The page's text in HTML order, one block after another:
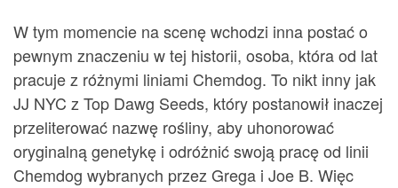
W tym momencie na scenę wchodzi inna postać o
pewnym znaczeniu w tej historii, osoba, która od lat
pracuje z różnymi liniami Chemdog. To nikt inny jak
JJ NYC z Top Dawg Seeds, który postanowił inaczej
przeliterować nazwę rośliny, aby uhonorować
oryginalną genetykę i odróżnić swoją pracę od linii
Chemdog wybranych przez Grega i Joe B. Więc